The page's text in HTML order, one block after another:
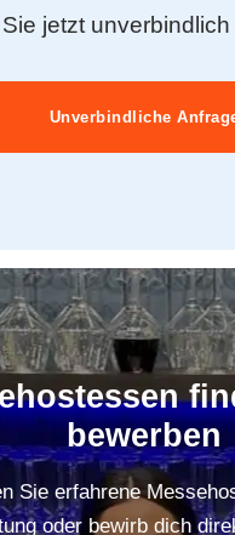
jetzt
Unverbindliche
bewerben
Sie erfahrene
oder bewirb dich